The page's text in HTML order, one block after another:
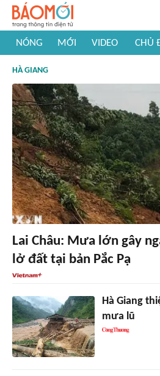
NÓNG MỚI VIDEO CHỦ
#Khám phá thế giới
HÀ GIANG
Lai Châu: Mưa lớn gây
lở đất tại bản Pắc Pạ
Hà Giang
mưa lũ